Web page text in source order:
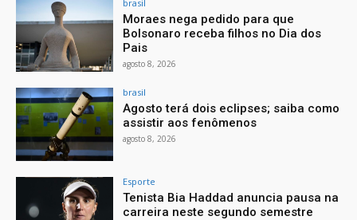
brasil
Moraes nega pedido para que
Bolsonaro receba filhos no Dia dos
Pais
agosto 8, 2026
brasil
Agosto terá dois eclipses; saiba como
assistir aos fenômenos
agosto 8, 2026
Esporte
Tenista Bia Haddad anuncia pausa na
carreira neste segundo semestre